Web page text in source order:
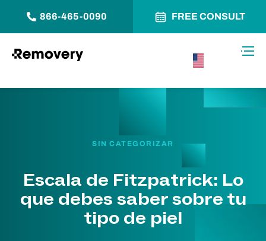
866-465-0090 FREE CONSULT
SIN CATEGORIZAR
Escala de Fitzpatrick: Lo
que debes saber sobre tu
tipo de piel